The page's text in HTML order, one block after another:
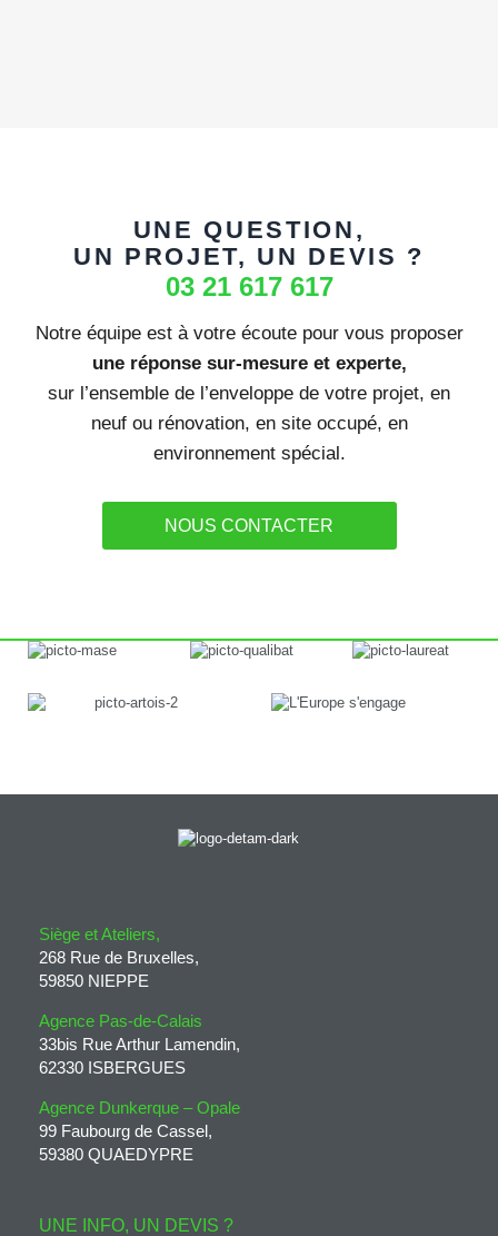
UNE QUESTION,
UN PROJET, UN DEVIS ?
03 21 617 617
Notre équipe est à votre écoute pour vous proposer
une réponse sur-mesure et experte,
sur l’ensemble de l’enveloppe de votre projet, en
neuf ou rénovation, en site occupé, en
environnement spécial.
NOUS CONTACTER
Siège et Ateliers,
268 Rue de Bruxelles,
59850 NIEPPE
Agence Pas-de-Calais
33bis Rue Arthur Lamendin,
62330 ISBERGUES
Agence Dunkerque – Opale
99 Faubourg de Cassel,
59380 QUAEDYPRE
UNE INFO, UN DEVIS ?